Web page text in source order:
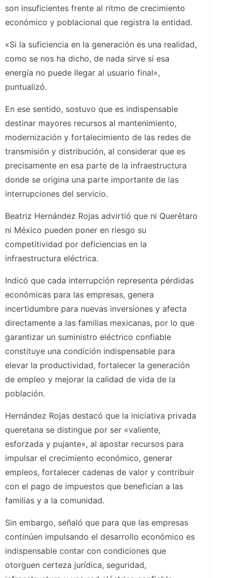
son insuficientes frente al ritmo de crecimiento
económico y poblacional que registra la entidad.
«Si la suficiencia en la generación es una realidad,
como se nos ha dicho, de nada sirve si esa
energía no puede llegar al usuario final»,
puntualizó.
En ese sentido, sostuvo que es indispensable
destinar mayores recursos al mantenimiento,
modernización y fortalecimiento de las redes de
transmisión y distribución, al considerar que es
precisamente en esa parte de la infraestructura
donde se origina una parte importante de las
interrupciones del servicio.
Beatriz Hernández Rojas advirtió que ni Querétaro
ni México pueden poner en riesgo su
competitividad por deficiencias en la
infraestructura eléctrica.
Indicó que cada interrupción representa pérdidas
económicas para las empresas, genera
incertidumbre para nuevas inversiones y afecta
directamente a las familias mexicanas, por lo que
garantizar un suministro eléctrico confiable
constituye una condición indispensable para
elevar la productividad, fortalecer la generación
de empleo y mejorar la calidad de vida de la
población.
Hernández Rojas destacó que la iniciativa privada
queretana se distingue por ser «valiente,
esforzada y pujante», al apostar recursos para
impulsar el crecimiento económico, generar
empleos, fortalecer cadenas de valor y contribuir
con el pago de impuestos que benefician a las
familias y a la comunidad.
Sin embargo, señaló que para que las empresas
continúen impulsando el desarrollo económico es
indispensable contar con condiciones que
otorguen certeza jurídica, seguridad,